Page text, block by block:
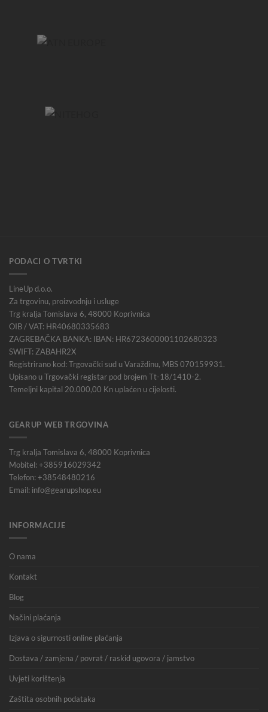
PODACI O TVRTKI
LineUp d.o.o.
Za trgovinu, proizvodnju i usluge
Trg kralja Tomislava 6, 48000 Koprivnica
OIB / VAT: HR40680335683
ZAGREBAČKA BANKA: IBAN: HR6723600001102680323
SWIFT: ZABAHR2X
Registrirano kod: Trgovački sud u Varaždinu, MBS 070159931.
Upisano u Trgovački registar pod brojem Tt-18/1410-2.
Temeljni kapital 20.000,00 Kn uplaćen u cijelosti.
GEARUP WEB TRGOVINA
Trg kralja Tomislava 6, 48000 Koprivnica
Mobitel: +385916029342
Telefon: +38548480216
Email: info@gearupshop.eu
INFORMACIJE
O nama
Kontakt
Blog
Načini plaćanja
Izjava o sigurnosti online plaćanja
Dostava / zamjena / povrat / raskid ugovora / jamstvo
Uvjeti korištenja
Zaštita osobnih podataka